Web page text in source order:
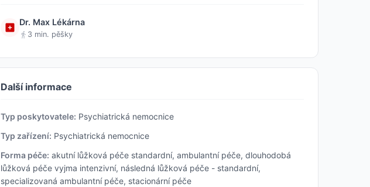
Dr. Max Lékárna
3 min. pěšky
Další informace
Typ poskytovatele: Psychiatrická nemocnice
Typ zařízení: Psychiatrická nemocnice
Forma péče: akutní lůžková péče standardní, ambulantní péče, dlouhodobá
lůžková péče vyjma intenzivní, následná lůžková péče - standardní,
specializovaná ambulantní péče, stacionární péče